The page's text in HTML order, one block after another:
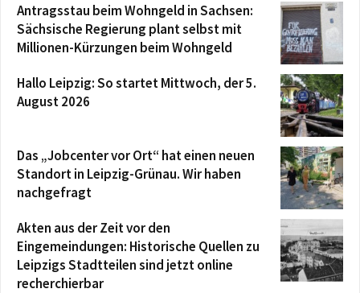
Antragsstau beim Wohngeld in Sachsen:
Sächsische Regierung plant selbst mit
Millionen-Kürzungen beim Wohngeld
Hallo Leipzig: So startet Mittwoch, der 5.
August 2026
Das „Jobcenter vor Ort“ hat einen neuen
Standort in Leipzig-Grünau. Wir haben
nachgefragt
Akten aus der Zeit vor den
Eingemeindungen: Historische Quellen zu
Leipzigs Stadtteilen sind jetzt online
recherchierbar